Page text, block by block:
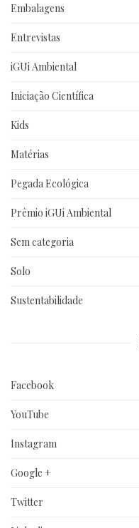
Embalagens
Entrevistas
iGUi Ambiental
Iniciação Científica
Kids
Matérias
Pegada Ecológica
Prêmio iGUi Ambiental
Sem categoria
Solo
Sustentabilidade
Facebook
YouTube
Instagram
Google +
Twitter